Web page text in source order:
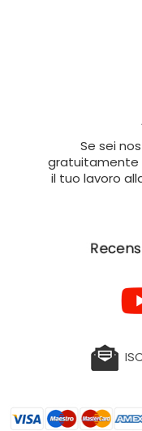
Se sei
gratuitamente
il tuo lavoro